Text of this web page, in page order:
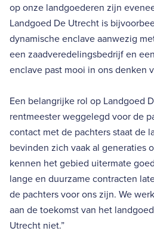
op onze landgoederen zijn
Landgoed De Utrecht is
dynamische enclave aanwezig
een zaadveredelingsbedrijf en
enclave past mooi in ons denken
Een belangrijke rol op Landgoed
rentmeester weggelegd voor de
contact met de pachters staat de
bevinden zich vaak al generaties
kennen het gebied uitermate
lange en duurzame contracten
de pachters voor ons zijn. We
aan de toekomst van het
Utrecht niet.”